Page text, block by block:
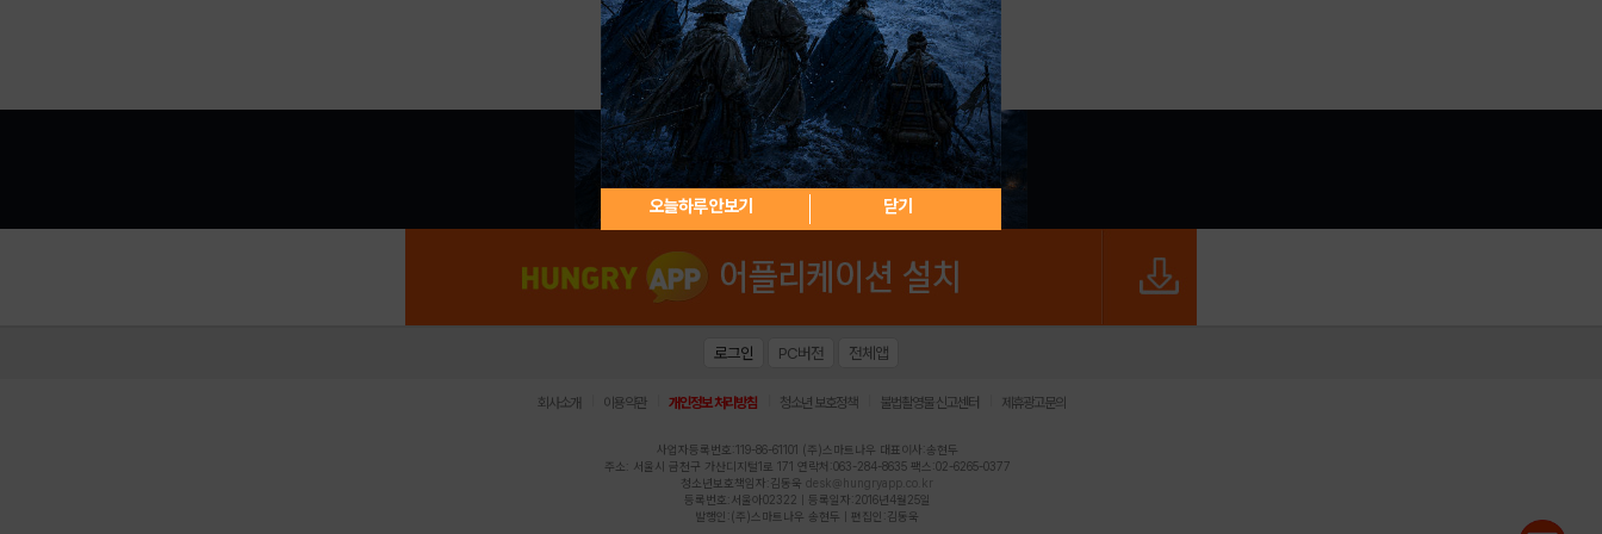
아이디 / 비밀번호 찾기 회원가입
오늘하루 안보기 닫기
로그인 PC버전 전체앱
회사소개 이용약관 개인정보 처리방침 청소년 보호정책 불법촬영물 신고센터 제휴광고문의
사업자등록번호:119-86-61101 (주)스마트나우 대표이사:송현두
주소: 서울시 금천구 가산디지털1로 171 연락처:063-284-8635 팩스:02-6265-0377
청소년보호책임자:김동욱 desk@hungryapp.co.kr
등록번호:서울아02322 | 등록일자:2016년4월25일
발행인:(주)스마트나우 송현두 | 편집인:김동욱